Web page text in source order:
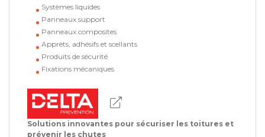
Systèmes liquides
Panneaux support
Panneaux composites
Apprêts, adhésifs et scellants
Produits de sécurité
Fixations mécaniques
Solutions innovantes pour sécuriser les toitures et
prévenir les chutes